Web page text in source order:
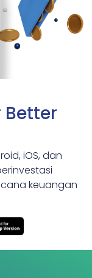
Better
iOS, dan
keuangan